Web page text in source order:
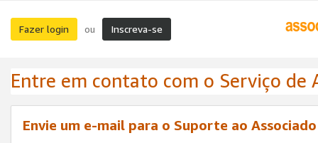
Fazer login ou Inscreva-se
Entre em contato com o Serviço de
Envie um e-mail para o Suporte ao